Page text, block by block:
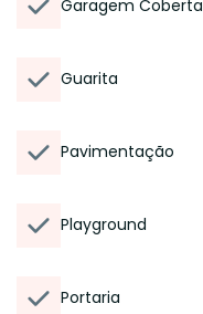
Garagem Coberta
Guarita
Pavimentação
Playground
Portaria